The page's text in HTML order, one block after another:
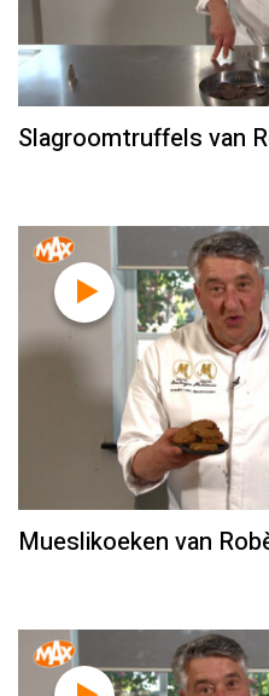
Slagroomtruffels van
Mueslikoeken van